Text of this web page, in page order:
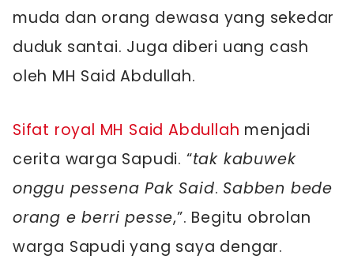
muda dan orang dewasa yang sekedar
duduk santai. Juga diberi uang cash
oleh MH Said Abdullah.
Sifat royal MH Said Abdullah menjadi
cerita warga Sapudi. “tak kabuwek
onggu pessena Pak Said. Sabben bede
orang e berri pesse,”. Begitu obrolan
warga Sapudi yang saya dengar.